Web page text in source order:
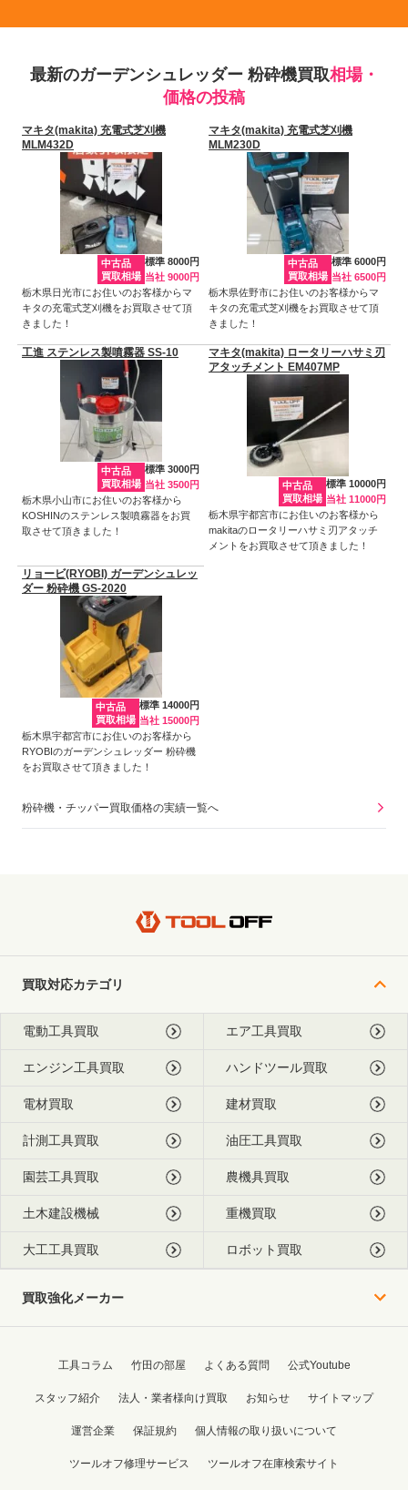
最新のガーデンシュレッダー 粉砕機買取相場・
価格の投稿
マキタ(makita) 充電式芝刈機
MLM432D
中古品
買取相場
標準 8000円
当社 9000円
栃木県日光市にお住いのお客様からマ
キタの充電式芝刈機をお買取させて頂
きました！
マキタ(makita) 充電式芝刈機
MLM230D
中古品
買取相場
標準 6000円
当社 6500円
栃木県佐野市にお住いのお客様からマ
キタの充電式芝刈機をお買取させて頂
きました！
工進 ステンレス製噴霧器 SS-10
中古品
買取相場
標準 3000円
当社 3500円
栃木県小山市にお住いのお客様から
KOSHINのステンレス製噴霧器をお買
取させて頂きました！
マキタ(makita) ロータリーハサミ刃
アタッチメント EM407MP
中古品
買取相場
標準 10000円
当社 11000円
栃木県宇都宮市にお住いのお客様から
makitaのロータリーハサミ刃アタッチ
メントをお買取させて頂きました！
リョービ(RYOBI) ガーデンシュレッ
ダー 粉砕機 GS-2020
中古品
買取相場
標準 14000円
当社 15000円
栃木県宇都宮市にお住いのお客様から
RYOBIのガーデンシュレッダー 粉砕機
をお買取させて頂きました！
粉砕機・チッパー買取価格の実績一覧へ
買取対応カテゴリ
電動工具買取 エア工具買取
エンジン工具買取 ハンドツール買取
電材買取 建材買取
計測工具買取 油圧工具買取
園芸工具買取 農機具買取
土木建設機械 重機買取
大工工具買取 ロボット買取
買取強化メーカー
工具コラム 竹田の部屋 よくある質問 公式Youtube
スタッフ紹介 法人・業者様向け買取 お知らせ サイトマップ
運営企業 保証規約 個人情報の取り扱いについて
ツールオフ修理サービス ツールオフ在庫検索サイト